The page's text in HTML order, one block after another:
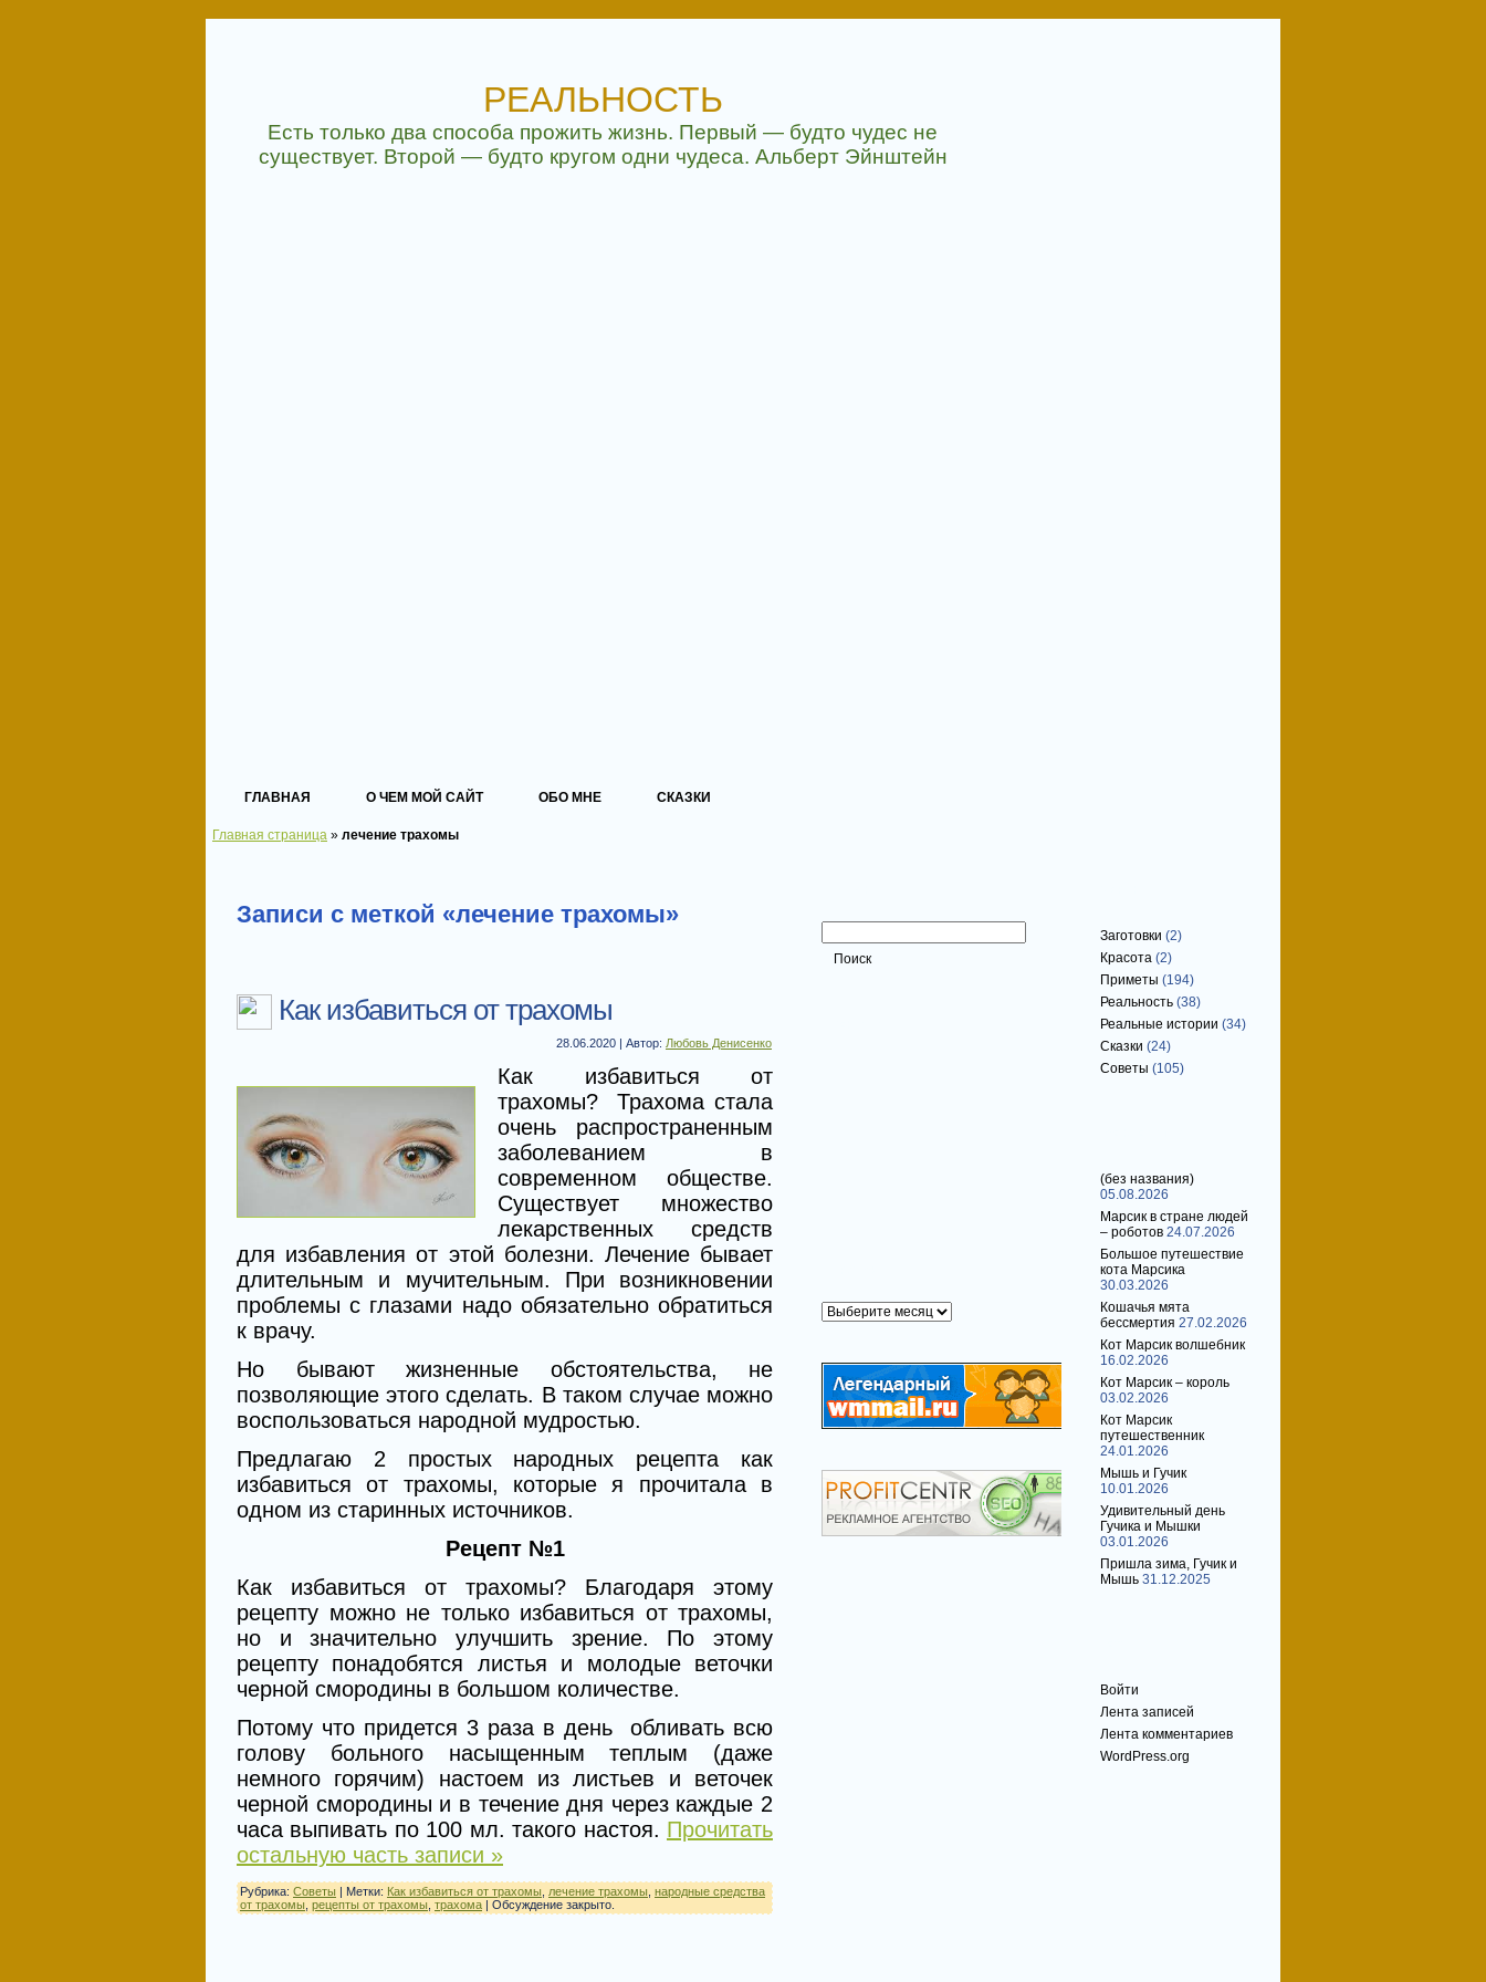
РЕАЛЬНОСТЬ
Есть только два способа прожить жизнь. Первый — будто чудес не
существует. Второй — будто кругом одни чудеса. Альберт Эйнштейн
ГЛАВНАЯ О ЧЕМ МОЙ САЙТ ОБО МНЕ СКАЗКИ
Главная страница » лечение трахомы
Записи с меткой «лечение трахомы»
Как избавиться от трахомы
28.06.2020 | Автор: Любовь Денисенко
Как избавиться от
трахомы? Трахома стала
очень распространенным
заболеванием в
современном обществе.
Существует множество
лекарственных средств
для избавления от этой болезни. Лечение бывает
длительным и мучительным. При возникновении
проблемы с глазами надо обязательно обратиться
к врачу.
Но бывают жизненные обстоятельства, не
позволяющие этого сделать. В таком случае можно
воспользоваться народной мудростью.
Предлагаю 2 простых народных рецепта как
избавиться от трахомы, которые я прочитала в
одном из старинных источников.
Рецепт №1
Как избавиться от трахомы? Благодаря этому
рецепту можно не только избавиться от трахомы,
но и значительно улучшить зрение. По этому
рецепту понадобятся листья и молодые веточки
черной смородины в большом количестве.
Потому что придется 3 раза в день обливать всю
голову больного насыщенным теплым (даже
немного горячим) настоем из листьев и веточек
черной смородины и в течение дня через каждые 2
часа выпивать по 100 мл. такого настоя. Прочитать
остальную часть записи »
Рубрика: Советы | Метки: Как избавиться от трахомы лечение трахомы народные средства
от трахомы рецепты от трахомы трахома | Обсуждение закрыто.
Архивы
Заготовки (2)
Красота (2)
Приметы (194)
Реальность (38)
Реальные истории (34)
Сказки (24)
Советы (105)
(без названия)
05.08.2026
Марсик в стране людей
– роботов 24.07.2026
Большое путешествие
кота Марсика
30.03.2026
Кошачья мята
бессмертия 27.02.2026
Кот Марсик волшебник
16.02.2026
Кот Марсик – король
03.02.2026
Кот Марсик
путешественник
24.01.2026
Мышь и Гучик
10.01.2026
Удивительный день
Гучика и Мышки
03.01.2026
Пришла зима, Гучик и
Мышь 31.12.2025
Войти
Лента записей
Лента комментариев
WordPress.org